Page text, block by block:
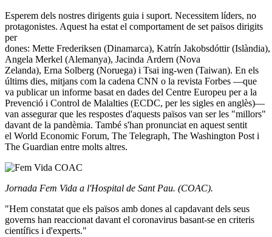
Esperem dels nostres dirigents guia i suport. Necessitem líders, no
protagonistes. Aquest ha estat el comportament de set països dirigits
per
dones: Mette Frederiksen (Dinamarca), Katrín Jakobsdóttir
Angela Merkel (Alemanya), Jacinda Ardern (Nova
Zelanda), Erna Solberg (Noruega) i Tsai ing-wen (Taiwan). En els
últims dies, mitjans com la cadena CNN o la revista Forbes —que
va publicar un informe basat en dades del Centre Europeu per a la
Prevenció i Control de Malalties (ECDC, per les sigles en anglès)—
van assegurar que les respostes d'aquests països van ser les "millors"
davant de la pandèmia. També s'han pronunciat en aquest sentit
el World Economic Forum, The Telegraph, The Washington Post i
The Guardian entre molts altres.
Jornada Fem Vida a l'Hospital de Sant Pau. (COAC).
"Hem constatat que els països amb dones al capdavant dels seus
governs han reaccionat davant el coronavirus basant-se en criteris
científics i d'experts."